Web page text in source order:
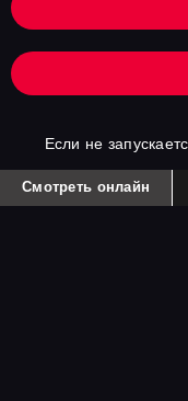
Если не
Смотреть онлайн